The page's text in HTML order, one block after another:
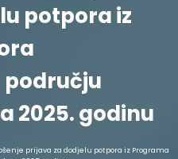
potpora iz
2025. godinu
prijava za dodjelu potpora iz Programa